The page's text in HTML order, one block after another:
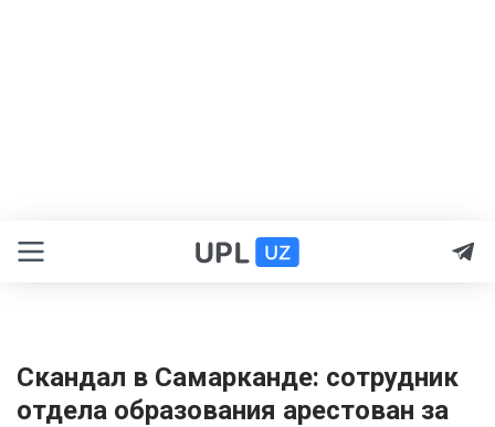
Скандал в Самарканде: сотрудник
отдела образования арестован за